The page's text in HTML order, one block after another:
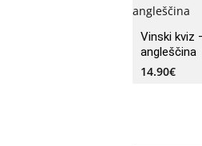
Vinski kviz
angleščina
14.90€